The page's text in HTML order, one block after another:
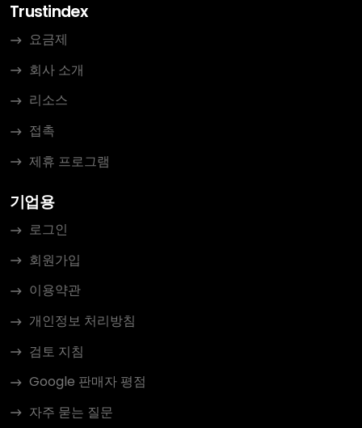
Trustindex
요금제
회사 소개
리소스
접촉
제휴 프로그램
기업용
로그인
회원가입
이용약관
개인정보 처리방침
검토 지침
Google 판매자 평점
자주 묻는 질문